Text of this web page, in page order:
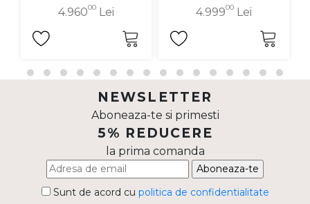
4.96000Lei 4.99900Lei
NEWSLETTER
Aboneaza-te si primesti
5% REDUCERE
la prima comanda
Aboneaza-te
Sunt de acord cu politica de confidentialitate